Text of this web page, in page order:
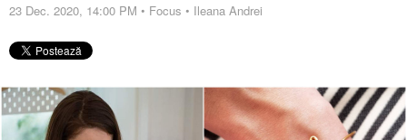
23 Dec. 2020, 14:00 PM • Focus • Ileana Andrei